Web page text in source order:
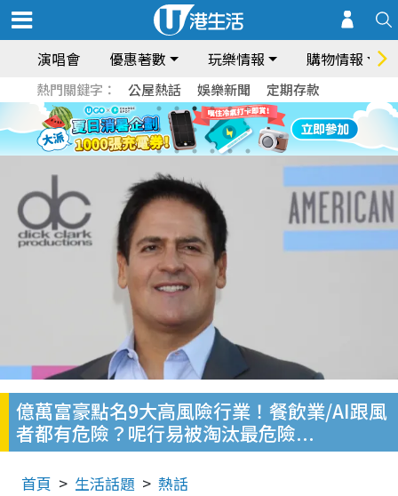
演唱會 優惠著數 玩樂情報 購物情報
熱門關鍵字： 公屋熱話 娛樂新聞 定期存款
億萬富豪點名9大高風險行業！餐飲業/AI跟風
者都有危險？呢行易被淘汰最危險...
首頁 生活話題 熱話